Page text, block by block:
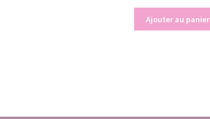
Ajouter au panier